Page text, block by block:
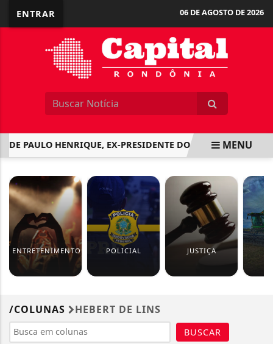
ENTRAR 06 DE AGOSTO DE 2026
PAULO HENRIQUE, EX-PRESIDENTE DO BRB, É ADIADO NA
MENU
ENTRETENIMENTO POLICIAL JUSTIÇA
/COLUNAS HEBERT DE LINS
BUSCAR